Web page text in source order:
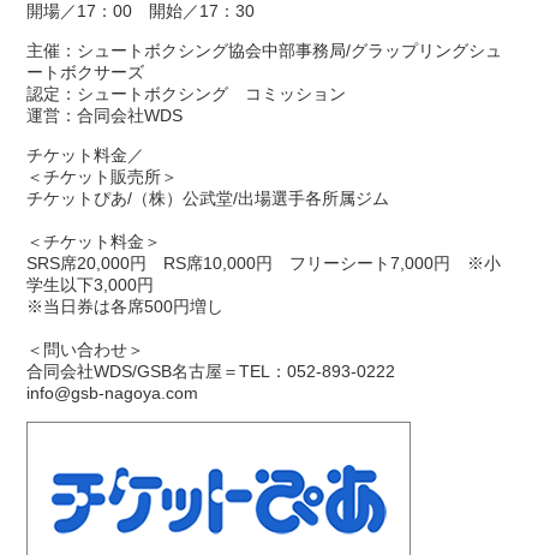
開場／17：00 開始／17：30
主催：シュートボクシング協会中部事務局/グラップリングシュ
ートボクサーズ
認定：シュートボクシング コミッション
運営：合同会社WDS
チケット料金／
＜チケット販売所＞
チケットぴあ/（株）公武堂/出場選手各所属ジム
＜チケット料金＞
SRS席20,000円 RS席10,000円 フリーシート7,000円 ※小
学生以下3,000円
※当日券は各席500円増し
＜問い合わせ＞
合同会社WDS/GSB名古屋＝TEL：052-893-0222
info@gsb-nagoya.com